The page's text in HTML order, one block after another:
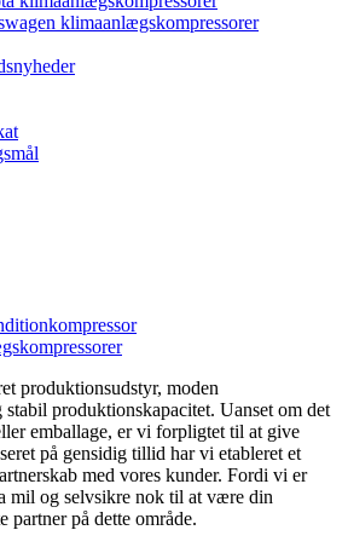
klimaanlægskompressorer
produktionsudstyr, moden
produktionskapacitet. Uanset om det
emballage, er vi forpligtet til at give
på gensidig tillid har vi etableret et
med vores kunder. Fordi vi er
mil og selvsikre nok til at være din
partner på dette område.